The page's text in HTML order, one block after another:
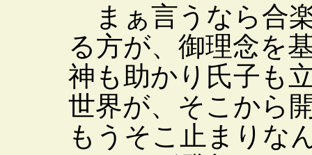
まぁ言うなら合
る方が、御理念を
神も助かり氏子も
世界が、そこから
もうそこ止まりな